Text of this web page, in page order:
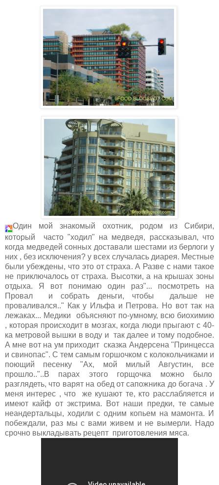
Один мой знакомый охотник, родом из Сибири,
который часто "ходил" на медведя, рассказывал, что
когда медведей сонных доставали шестами из берлоги у
них , без исключения? у всех случалась диарея. Местные
были убеждены, что это от страха. А Разве с нами такое
не приключалось от страха. Высотки, а на крышах зоны
отдыха. Я вот понимаю один раз"... посмотреть на
Провал и собрать деньги, чтобы дальше не
проваливался.." Как у Ильфа и Петрова. Но вот так на
лежаках... Медики объясняют по-умному, всю биохимию
, которая происходит в мозгах, когда люди прыгают с 40-
ка метровой вышки в воду и так далее и тому подобное.
А мне вот на ум приходит сказка Андерсена "Принцесса
и свинопас". С тем самым горшочком с колокольчиками и
поющий песенку "Ах, мой милый Августин, все
прошло.."..В парах этого горщочка можно было
разглядеть, что варят на обед от сапожника до богача . У
меня интерес , что же кушают те, кто расслабляется и
имеют кайф от экстрима. Вот наши предки, те самые
неандертальцы, ходили с одним копьем на мамонта. И
побеждали, раз мы с вами живем и не вымерли. Надо
срочно выкладывать рецепт приготовления мяса.